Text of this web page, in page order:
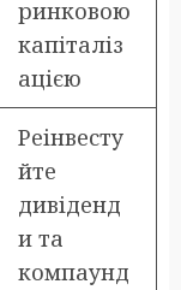
ринковою
капіталіз
ацією
Реінвесту
йте
дивіденд
и та
компаунд